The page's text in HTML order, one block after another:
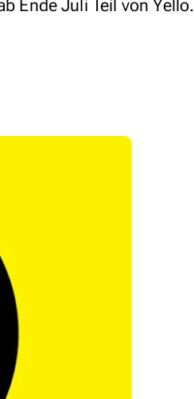
Ende Juli Teil von Yello.